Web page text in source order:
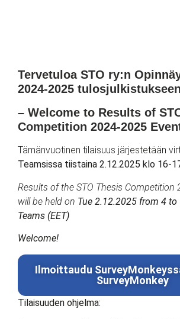
Tervetuloa STO ry:n
2024-2025 tulosjulkistukseen
– Welcome to Results of
Competition 2024-2025
Tämänvuotinen tilaisuus järjestetään
Teamsissa tiistaina 2.12.2025 klo 16-
Results of the STO Thesis Competition
will be held on Tue 2.12.2025 from 4
Teams (EET)
Welcome!
Ilmoittaudu
SurveyMonkey
Tilaisuuden ohjelma: